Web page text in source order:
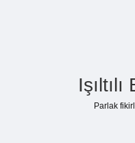
Parlak